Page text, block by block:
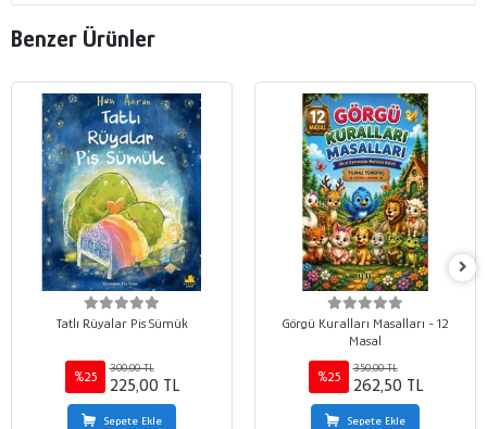
Benzer Ürünler
Tatlı Rüyalar Pis Sümük
%25
300,00 TL
225,00 TL
Sepete Ekle
Görgü Kuralları Masalları - 12
Masal
%25
350,00 TL
262,50 TL
Sepete Ekle